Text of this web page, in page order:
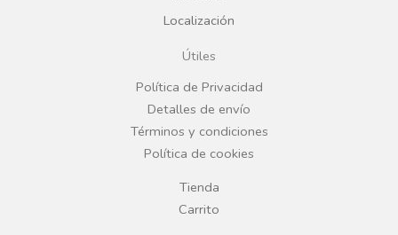
o
o
k
g
r
a
Localización
Útiles
Política de Privacidad
Detalles de envío
Términos y condiciones
Política de cookies
Tienda
Carrito